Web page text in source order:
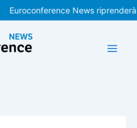
Euroconference News riprenderà